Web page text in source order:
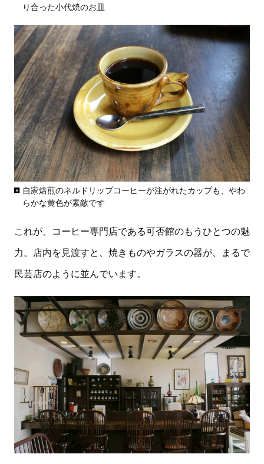
り合った小代焼のお皿
自家焙煎のネルドリップコーヒーが注がれたカップも、やわ
らかな黄色が素敵です
これが、コーヒー専門店である可否館のもうひとつの魅
力。店内を見渡すと、焼きものやガラスの器が、まるで
民芸店のように並んでいます。